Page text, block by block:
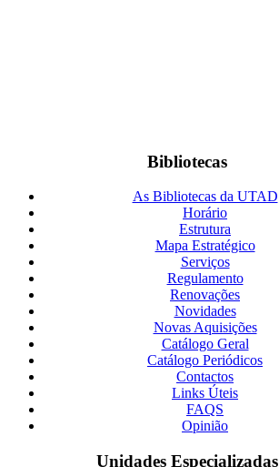
Bibliotecas
As Bibliotecas da UTAD
Horário
Estrutura
Mapa Estratégico
Serviços
Regulamento
Renovações
Novidades
Novas Aquisições
Catálogo Geral
Catálogo Periódicos
Contactos
Links Úteis
FAQS
Opinião
Unidades Especializadas